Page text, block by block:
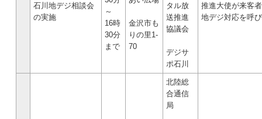
石川地デジ相談会
の実施
～
16時
30分
まで
金沢市も
りの里1-
70
タル放
送推進
協議会
デジサ
ポ石川
推進大使が来客
地デジ対応を呼
北陸総
合通信
局